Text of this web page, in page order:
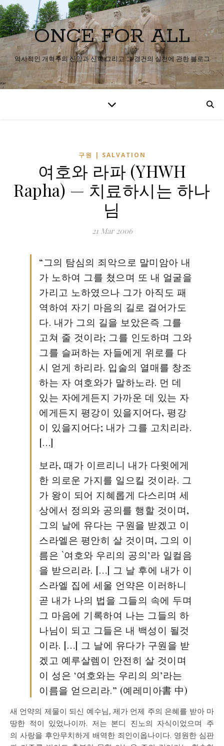
ONCE FOR ALL
역사적인 개혁주의 신앙과 신학 그리고 그 경건의 실천에 관한 블로그
구원 | SALVATION
여호와 라파 (YHWH
Rapha) — 치료하시는 하나
님
21 Mar 2006
“그의 탐심의 죄악으로 말미암아 내
가 노하여 그를 쳤으며 또 내 얼굴을
가리고 노하였으나 그가 아직도 패
역하여 자기 마음의 길로 걸어가도
다. 내가 그의 길을 보았은즉 그를
고쳐 줄 것이라; 그를 인도하며 그와
그를 슬퍼하는 자들에게 위로를 다
시 얻게 하리라. 입술의 열매를 창조
하는 자 여호와가 말하노라. 먼 데
있는 자에게든지 가까운 데 있는 자
에게든지 평강이 있을지어다, 평강
이 있을지어다; 내가 그를 고치리라.
[…]
보라, 때가 이르리니 내가 다윗에게
한 의로운 가지를 일으킬 것이라. 그
가 왕이 되어 지혜롭게 다스리며 세
상에서 정의와 공의를 행할 것이며,
그의 날에 유다는 구원을 받겠고 이
스라엘은 평안히 살 것이며, 그의 이
름은 `여호와 우리의 공의’라 일컬음
을 받으리라. […] 그 날 후에 내가 이
스라엘 집에 세울 언약은 이러하니
곧 내가 나의 법을 그들의 속에 두며
그 마음에 기록하여 나는 그들의 하
나님이 되고 그들은 내 백성이 될것
이라. […] 그 날에 유다가 구원을 받
겠고 예루살렘이 안전히 살 것이며
이 성은 ‘여호와는 우리의 의’라는
이름을 얻으리라.” (예레미아書 中)
새 언약의 제물이 되신 예수님, 제가 언제 주의 은혜를 받아 마
땅한 적이 있었나이까. 저는 본디 진노의 자식이었으며 주
의 사랑을 후안무치하게 배역한 죄인이옵나이다. 영원한 심판